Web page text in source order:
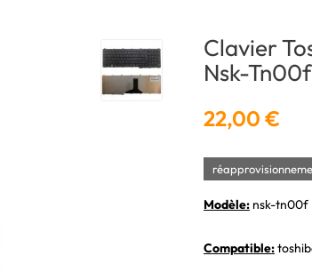
Clavier
Nsk-Tn00f
22,00 €
Modèle: nsk-tn00f
Compatible: